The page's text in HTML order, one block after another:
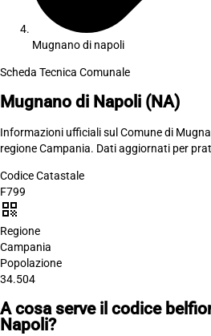
Mugnano di napoli
Scheda Tecnica Comunale
Mugnano di Napoli (NA)
Informazioni ufficiali sul Comune di
regione Campania. Dati aggiornati per
Codice Catastale
F799
qr_code
Regione
Campania
Popolazione
34.504
A cosa serve il codice
Napoli?